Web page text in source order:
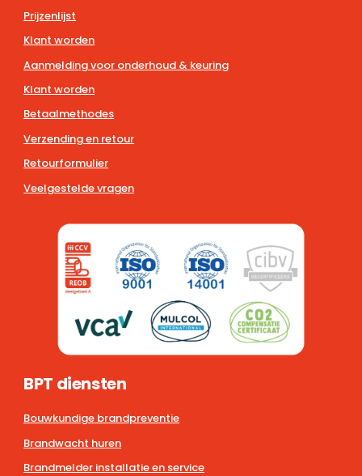
Prijzenlijst
Klant worden
Aanmelding voor onderhoud & keuring
Klant worden
Betaalmethodes
Verzending en retour
Retourformulier
Veelgestelde vragen
BPT diensten
Bouwkundige brandpreventie
Brandwacht huren
Brandmelder installatie en service